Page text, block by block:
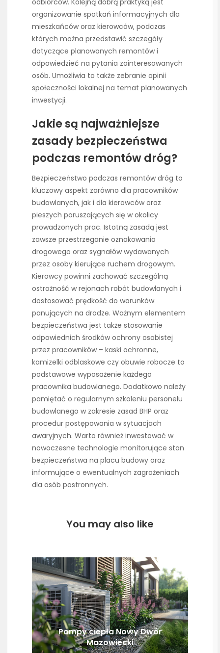
odbiorców. Kolejną dobrą praktyką jest
organizowanie spotkań informacyjnych dla
mieszkańców oraz kierowców, podczas
których można przedstawić szczegóły
dotyczące planowanych remontów i
odpowiedzieć na pytania zainteresowanych
osób. Umożliwia to także zebranie opinii
społeczności lokalnej na temat planowanych
inwestycji.
Jakie są najważniejsze
zasady bezpieczeństwa
podczas remontów dróg?
Bezpieczeństwo podczas remontów dróg to
kluczowy aspekt zarówno dla pracowników
budowlanych, jak i dla kierowców oraz
pieszych poruszających się w okolicy
prowadzonych prac. Istotną zasadą jest
zawsze przestrzeganie oznakowania
drogowego oraz sygnałów wydawanych
przez osoby kierujące ruchem drogowym.
Kierowcy powinni zachować szczególną
ostrożność w rejonach robót budowlanych i
dostosować prędkość do warunków
panujących na drodze. Ważnym elementem
bezpieczeństwa jest także stosowanie
odpowiednich środków ochrony osobistej
przez pracowników – kaski ochronne,
kamizelki odblaskowe czy obuwie robocze to
podstawowe wyposażenie każdego
pracownika budowlanego. Dodatkowo należy
pamiętać o regularnym szkoleniu personelu
budowlanego w zakresie zasad BHP oraz
procedur postępowania w sytuacjach
awaryjnych. Warto również inwestować w
nowoczesne technologie monitorujące stan
bezpieczeństwa na placu budowy oraz
informujące o ewentualnych zagrożeniach
dla osób postronnych.
You may also like
Pompy ciepła Nowy Dwór
Mazowiecki